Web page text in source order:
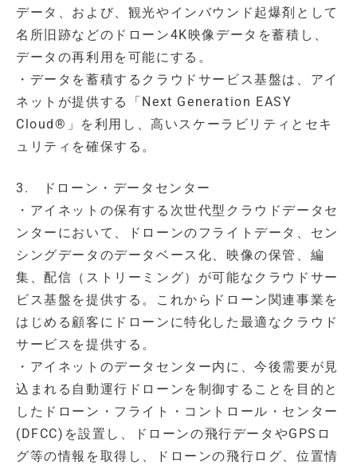
データ、および、観光やインバウンド起爆剤として
名所旧跡などのドローン4K映像データを蓄積し、
データの再利用を可能にする。
・データを蓄積するクラウドサービス基盤は、アイ
ネットが提供する「Next Generation EASY
Cloud®」を利用し、高いスケーラビリティとセキ
ュリティを確保する。
3. ドローン・データセンター
・アイネットの保有する次世代型クラウドデータセ
ンターにおいて、ドローンのフライトデータ、セン
シングデータのデータベース化、映像の保管、編
集、配信（ストリーミング）が可能なクラウドサー
ビス基盤を提供する。これからドローン関連事業を
はじめる顧客にドローンに特化した最適なクラウド
サービスを提供する。
・アイネットのデータセンター内に、今後需要が見
込まれる自動運行ドローンを制御することを目的と
したドローン・フライト・コントロール・センター
(DFCC)を設置し、ドローンの飛行データやGPSロ
グ等の情報を取得し、ドローンの飛行ログ、位置情